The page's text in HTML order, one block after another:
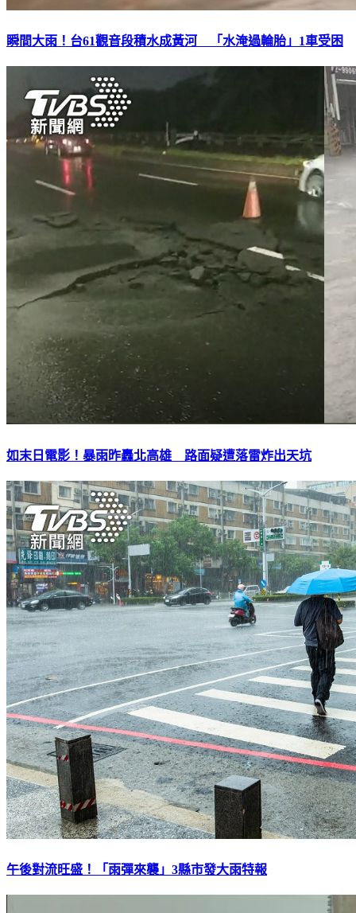
瞬間大雨！台61觀音段積水成黃河 「水淹過輪胎」1車受困
如末日電影！暴雨昨轟北高雄 路面疑遭落雷炸出天坑
午後對流旺盛！「雨彈來襲」3縣市發大雨特報